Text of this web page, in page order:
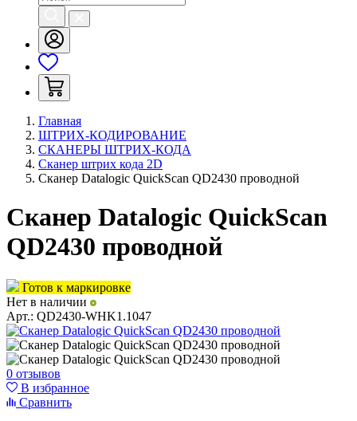
Главная
ШТРИХ-КОДИРОВАНИЕ
СКАНЕРЫ ШТРИХ-КОДА
Сканер штрих кода 2D
Сканер Datalogic QuickScan QD2430 проводной
Сканер Datalogic QuickScan
QD2430 проводной
Готов к маркировке
Нет в наличии
Арт.: QD2430-WHK1.1047
0 отзывов
В избранное
Сравнить